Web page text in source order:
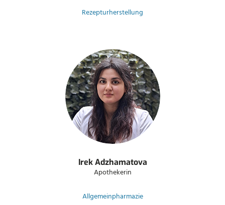
Rezepturherstellung
Irek Adzhamatova
Apothekerin
Allgemeinpharmazie